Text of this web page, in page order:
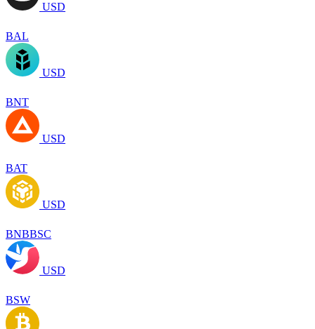
USD
BAL
USD
BNT
USD
BAT
USD
BNBBSC
USD
BSW